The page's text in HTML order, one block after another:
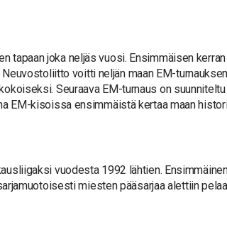
tapaan joka neljäs vuosi. Ensimmäisen kerran
voitti neljän maan EM-
Seuraava EM-turnaus on suunniteltu
EM-kisoissa ensimmäistä kertaa maan
vuodesta 1992 lähtien.
miesten pääsarjaa alettiin